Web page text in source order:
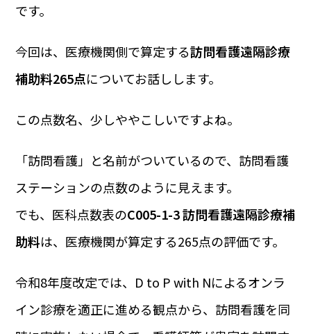
です。
今回は、医療機関側で算定する訪問看護遠隔診療
補助料265点についてお話しします。
この点数名、少しややこしいですよね。
「訪問看護」と名前がついているので、訪問看護
ステーションの点数のように見えます。
でも、医科点数表のC005-1-3 訪問看護遠隔診療補
助料は、医療機関が算定する265点の評価です。
令和8年度改定では、D to P with Nによるオンラ
イン診療を適正に進める観点から、訪問看護を同